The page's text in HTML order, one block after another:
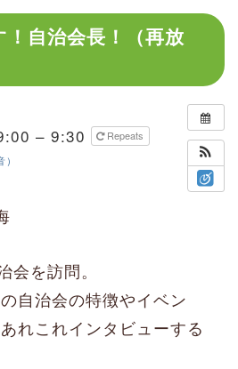
自治会長！（再放
– 9:30
Repeats
を訪問。
自治会の特徴やイベン
れこれインタビューする